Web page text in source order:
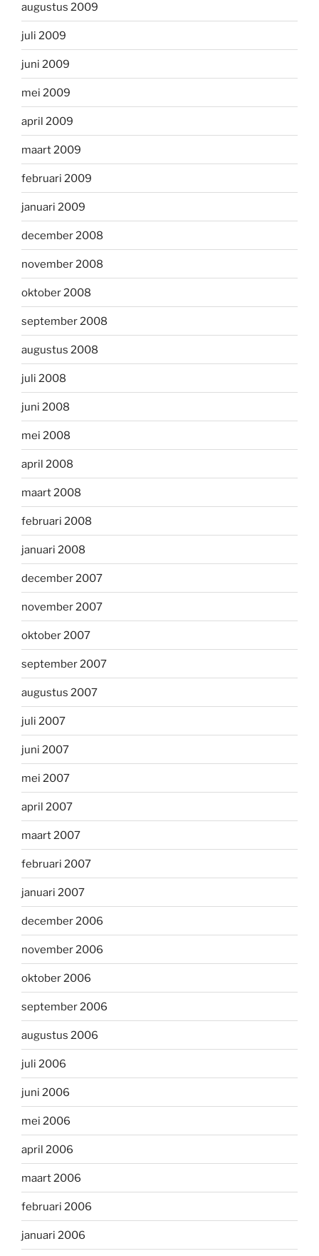
augustus 2009
juli 2009
juni 2009
mei 2009
april 2009
maart 2009
februari 2009
januari 2009
december 2008
november 2008
oktober 2008
september 2008
augustus 2008
juli 2008
juni 2008
mei 2008
april 2008
maart 2008
februari 2008
januari 2008
december 2007
november 2007
oktober 2007
september 2007
augustus 2007
juli 2007
juni 2007
mei 2007
april 2007
maart 2007
februari 2007
januari 2007
december 2006
november 2006
oktober 2006
september 2006
augustus 2006
juli 2006
juni 2006
mei 2006
april 2006
maart 2006
februari 2006
januari 2006